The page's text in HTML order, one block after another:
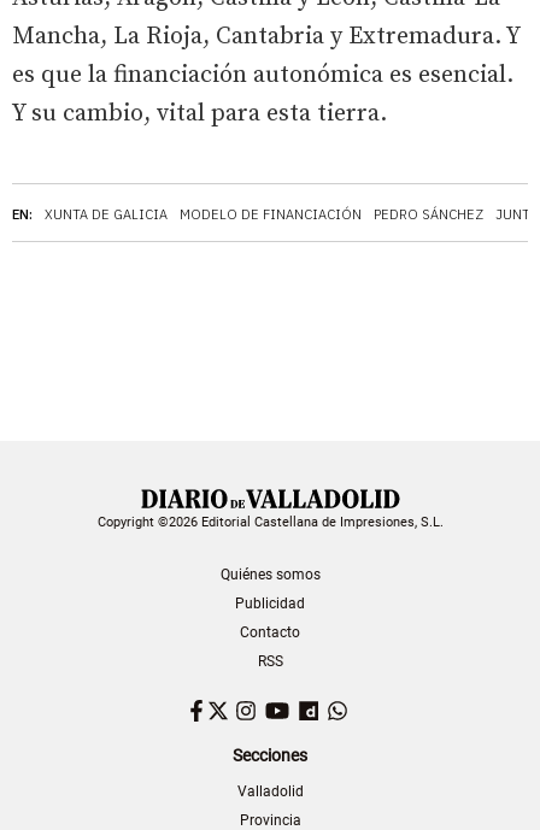
EN: XUNTA DE GALICIA MODELO DE FINANCIACIÓN PEDRO SÁNCHEZ
Mancha, La Rioja, Cantabria y Extremadura. Y
es que la financiación autonómica es esencial.
Y su cambio, vital para esta tierra.
Copyright ©2026 Editorial Castellana de Impresiones, S.L.
Quiénes somos
Publicidad
Contacto
RSS
Facebook
TwitterInstagram
YouTubeDailymotion
Secciones
Valladolid
Provincia